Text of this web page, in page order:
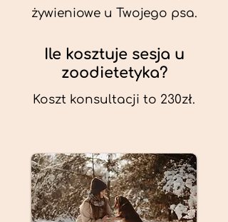
żywieniowe u Twojego psa.
Ile kosztuje sesja u
zoodietetyka?
Koszt konsultacji to 230zł.